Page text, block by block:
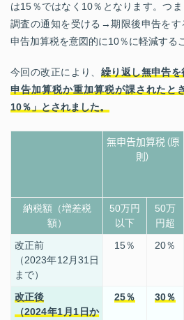
は15％ではなく10％となります。つ
調査の通知を受ける→期限後申告をす
申告加算税を意図的に10％に軽減する
今回の改正により、 繰り返し無申告
申告加算税か重加算税が課されたと
10％」とされました。
無申告加算税（原
則）
納税額（増差税
額）
50万円
以下
50万
円超
改正前
（2023年12月31日
まで）
15％ 20％
改正後
（2024年1月1日か
25％ 30％